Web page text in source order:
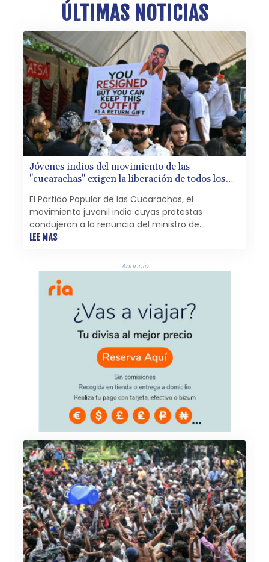
ÚLTIMAS NOTICIAS
Jóvenes indios del movimiento de las
"cucarachas" exigen la liberación de todos los
El Partido Popular de las Cucarachas, el
movimiento juvenil indio cuyas protestas
condujeron a la renuncia del ministro de
Educación, instó este lunes a las autoridades a
durante semanas de movilizaciones en todo el
país.
LEE MAS
Anuncio